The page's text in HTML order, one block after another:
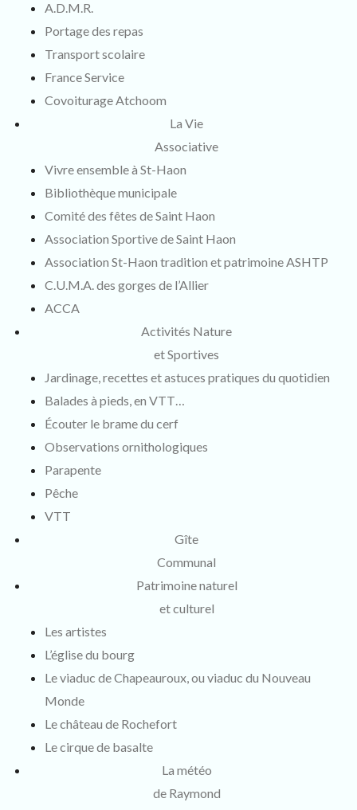
A.D.M.R.
Portage des repas
Transport scolaire
France Service
Covoiturage Atchoom
La Vie
Associative
Vivre ensemble à St-Haon
Bibliothèque municipale
Comité des fêtes de Saint Haon
Association Sportive de Saint Haon
Association St-Haon tradition et patrimoine ASHTP
C.U.M.A. des gorges de l’Allier
ACCA
Activités Nature
et Sportives
Jardinage, recettes et astuces pratiques du quotidien
Balades à pieds, en VTT…
Écouter le brame du cerf
Observations ornithologiques
Parapente
Pêche
VTT
Gîte
Communal
Patrimoine naturel
et culturel
Les artistes
L’église du bourg
Le viaduc de Chapeauroux, ou viaduc du Nouveau
Monde
Le château de Rochefort
Le cirque de basalte
La météo
de Raymond